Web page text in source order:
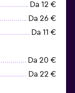
Da 12 €
Da 26 €
Da 11 €
Da 20 €
Da 22 €